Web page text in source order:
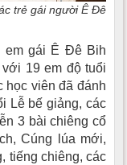
trẻ gái người Ê Đê
em gái Ê Đê Bih
19 em độ tuổi
học viên đã đánh
Lễ bế giảng, các
3 bài chiêng cổ
Cúng lúa mới,
tiếng chiêng, các